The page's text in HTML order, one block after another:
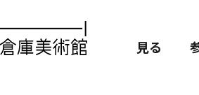
見る